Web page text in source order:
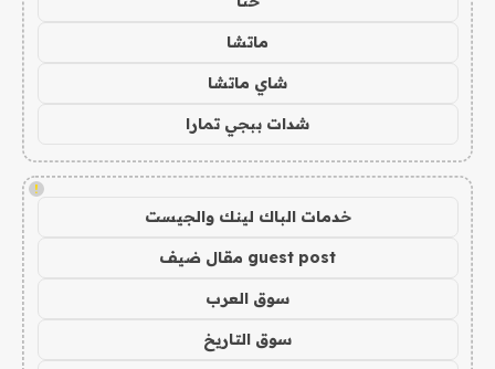
ماتشا
شاي ماتشا
شدات ببجي تمارا
!
خدمات الباك لينك والجيست
guest post مقال ضيف
سوق العرب
سوق التاريخ